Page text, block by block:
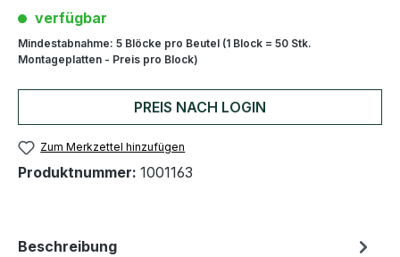
verfügbar
Mindestabnahme: 5 Blöcke pro Beutel (1 Block = 50 Stk.
Montageplatten - Preis pro Block)
PREIS NACH LOGIN
Zum Merkzettel hinzufügen
Produktnummer: 1001163
Beschreibung